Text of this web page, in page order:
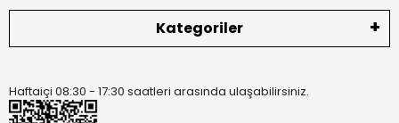
Kategoriler
Haftaiçi 08:30 - 17:30 saatleri arasında ulaşabilirsiniz.